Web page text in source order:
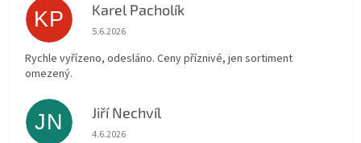
KP Karel Pacholík
Hodnocení obchodu je 4 z 5 hvězdiček.
5.6.2026
Rychle vyřízeno, odesláno. Ceny příznivé, jen sortiment
omezený.
JN Jiří Nechvíl
Hodnocení obchodu je 5 z 5 hvězdiček.
4.6.2026